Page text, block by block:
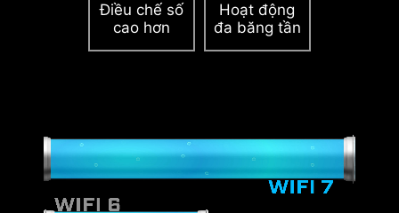
Điều chế số
cao hơn
Hoạt động
đa băng tần